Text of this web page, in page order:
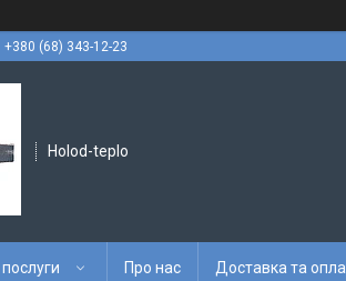
+380 (68) 343-12-23
Holod-teplo
Про нас Доставка та